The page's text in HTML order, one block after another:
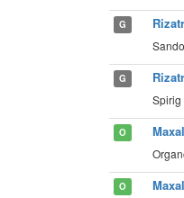
G
G
Spirig
O
O